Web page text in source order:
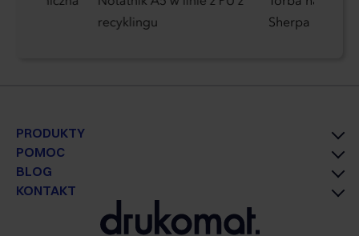
recyklingu
Sherpa 16''
PRODUKTY
POMOC
BLOG
KONTAKT